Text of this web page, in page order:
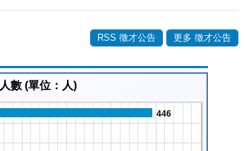
RSS 徵才公告 更多 徵才公告
數 (單位：人)
446